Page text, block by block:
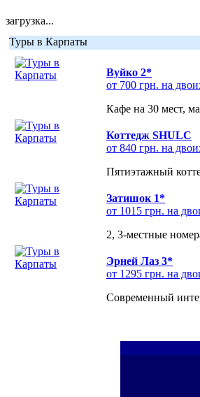
загрузка...
Туры в Карпаты
Вуйко 2*
от 700 грн. на
Кафе на 30 мест,
Коттедж SHULC
от 840 грн. на
Пятиэтажный
Затишок 1*
от 1015 грн. на
2, 3-местные
Эрней Лаз 3*
от 1295 грн. на
Современный